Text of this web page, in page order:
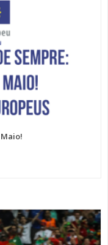
Todos Europeus